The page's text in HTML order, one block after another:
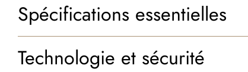
Spécifications essentielles
Technologie et sécurité